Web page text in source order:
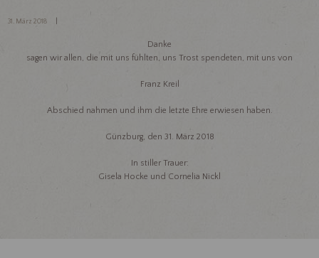
31. März 2018
Danke
sagen wir allen, die mit uns fühlten, uns Trost spendeten, mit uns von
Franz Kreil
Abschied nahmen und ihm die letzte Ehre erwiesen haben.
Günzburg, den 31. März 2018
In stiller Trauer:
Gisela Hocke und Cornelia Nickl